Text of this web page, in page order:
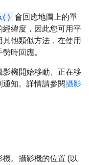
會回應地圖上的單
緯度，因此您可用平
他類似方法，在使用
時回應。
機開始移動、正在移
知。詳情請參閱攝影
。 攝影機的位置 (以